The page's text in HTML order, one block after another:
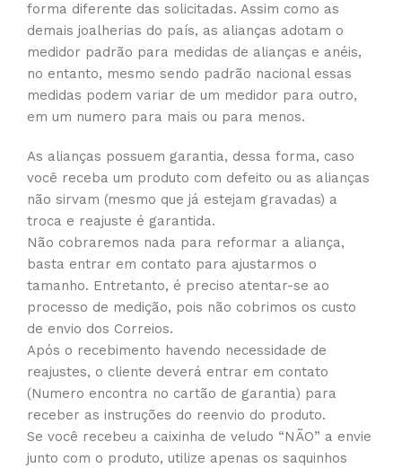
forma diferente das solicitadas. Assim como as
demais joalherias do país, as alianças adotam o
medidor padrão para medidas de alianças e anéis,
no entanto, mesmo sendo padrão nacional essas
medidas podem variar de um medidor para outro,
em um numero para mais ou para menos.
As alianças possuem garantia, dessa forma, caso
você receba um produto com defeito ou as alianças
não sirvam (mesmo que já estejam gravadas) a
troca e reajuste é garantida.
Não cobraremos nada para reformar a aliança,
basta entrar em contato para ajustarmos o
tamanho. Entretanto, é preciso atentar-se ao
processo de medição, pois não cobrimos os custo
de envio dos Correios.
Após o recebimento havendo necessidade de
reajustes, o cliente deverá entrar em contato
(Numero encontra no cartão de garantia) para
receber as instruções do reenvio do produto.
Se você recebeu a caixinha de veludo “NÃO” a envie
junto com o produto, utilize apenas os saquinhos